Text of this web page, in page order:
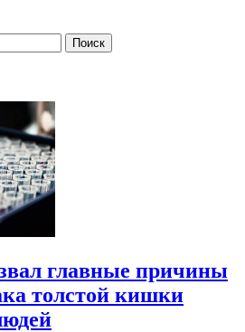
главные причины
толстой кишки